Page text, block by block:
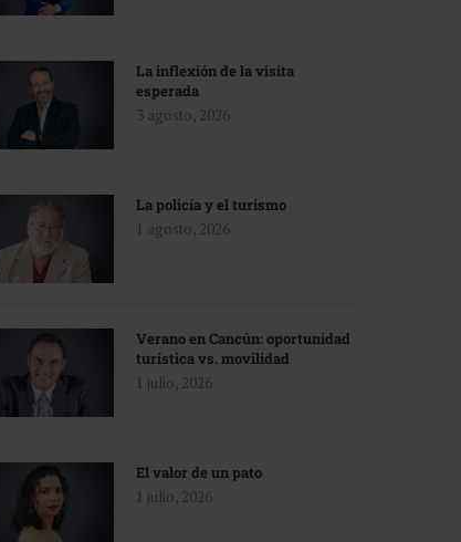
La inflexión de la visita
esperada
3 agosto, 2026
La policía y el turismo
1 agosto, 2026
Verano en Cancún: oportunidad
turística vs. movilidad
1 julio, 2026
El valor de un pato
1 julio, 2026